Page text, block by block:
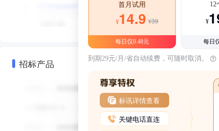
招标产品
首月试用
¥14.9 ¥39
每日仅0.48元
12
¥
每日
到期29元/月/省自动续费，可随时取消。
标讯详情查看
关键电话直连